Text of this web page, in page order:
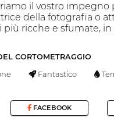
il vostro
della fotografia o
ricche e sfumate,
CORTOMETRAGGIO
Fantastico
FACEBOOK